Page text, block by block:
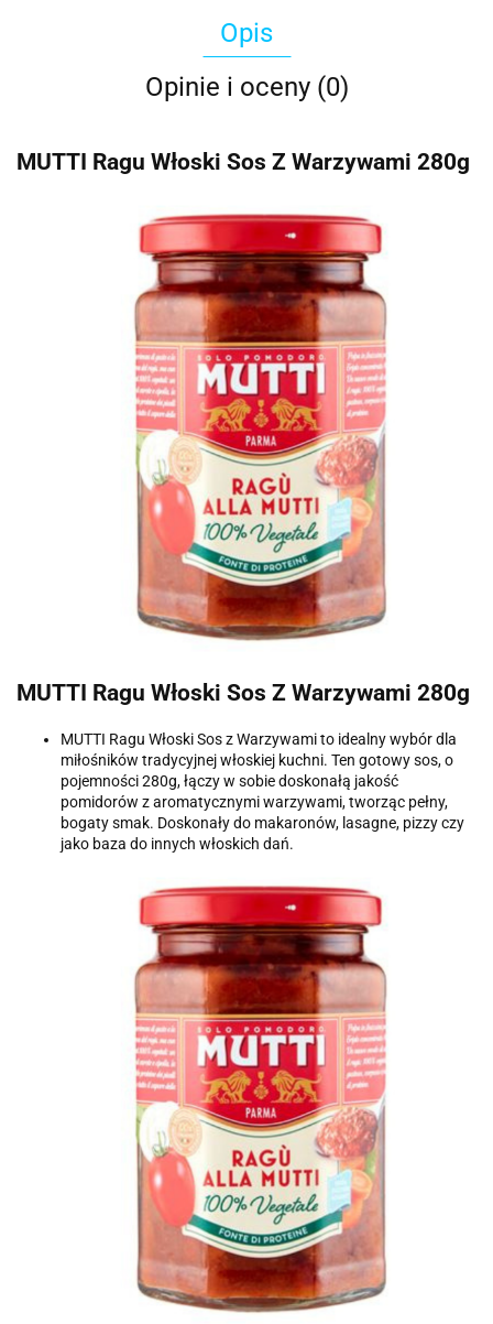
Opis
Opinie i oceny (0)
MUTTI Ragu Włoski Sos Z Warzywami 280g
MUTTI Ragu Włoski Sos Z Warzywami 280g
MUTTI Ragu Włoski Sos z Warzywami to idealny wybór dla
miłośników tradycyjnej włoskiej kuchni. Ten gotowy sos, o
pojemności 280g, łączy w sobie doskonałą jakość
pomidorów z aromatycznymi warzywami, tworząc pełny,
bogaty smak. Doskonały do makaronów, lasagne, pizzy czy
jako baza do innych włoskich dań.